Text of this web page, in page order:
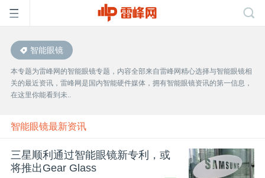
首
页
雷
峰
智能眼镜
本专题为雷峰网的智能眼镜专题，内容全部来自雷峰网精心选择与智能眼镜相
关的最近资讯，雷峰网是国内智能硬件媒体，拥有智能眼镜资讯的第一信息，
在这里你能看到未..
智能眼镜最新资讯
三星顺利通过智能眼镜新专利，或
将推出Gear Glass